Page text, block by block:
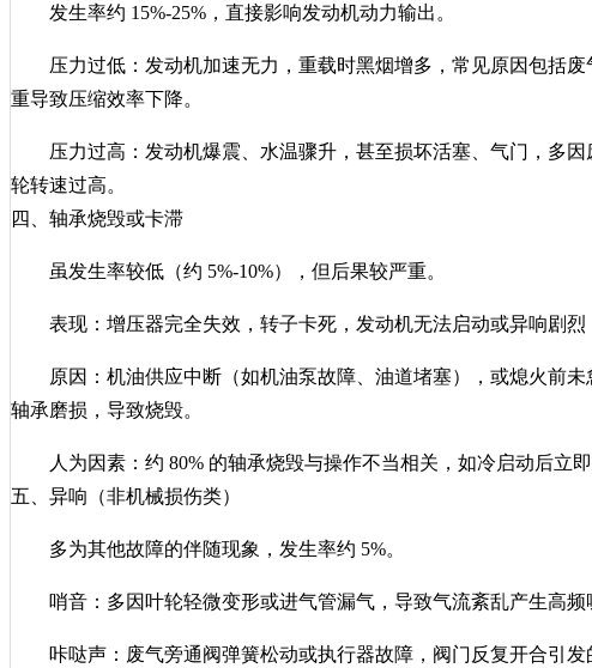
发生率约 15%-25%，直接影响发动机动力输出。
压力过低：发动机加速无力，重载时黑烟增多，常见原因包括
重导致压缩效率下降。
压力过高：发动机爆震、水温骤升，甚至损坏活塞、气门，多
轮转速过高。
四、轴承烧毁或卡滞
虽发生率较低（约 5%-10%），但后果较严重。
表现：增压器完全失效，转子卡死，发动机无法启动或异响剧烈
原因：机油供应中断（如机油泵故障、油道堵塞），或熄火前
轴承磨损，导致烧毁。
人为因素：约 80% 的轴承烧毁与操作不当相关，如冷启动后立
五、异响（非机械损伤类）
多为其他故障的伴随现象，发生率约 5%。
哨音：多因叶轮轻微变形或进气管漏气，导致气流紊乱产生高频
咔哒声：废气旁通阀弹簧松动或执行器故障，阀门反复开合引发